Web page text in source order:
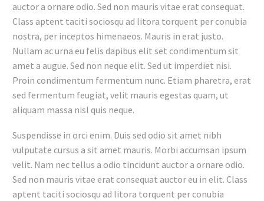
auctor a ornare odio. Sed non mauris vitae erat consequat.
Class aptent taciti sociosqu ad litora torquent per conubia
nostra, per inceptos himenaeos. Mauris in erat justo.
Nullam ac urna eu felis dapibus elit set condimentum sit
amet a augue. Sed non neque elit. Sed ut imperdiet nisi.
Proin condimentum fermentum nunc. Etiam pharetra, erat
sed fermentum feugiat, velit mauris egestas quam, ut
aliquam massa nisl quis neque.
Suspendisse in orci enim. Duis sed odio sit amet nibh
vulputate cursus a sit amet mauris. Morbi accumsan ipsum
velit. Nam nec tellus a odio tincidunt auctor a ornare odio.
Sed non mauris vitae erat consequat auctor eu in elit. Class
aptent taciti sociosqu ad litora torquent per conubia